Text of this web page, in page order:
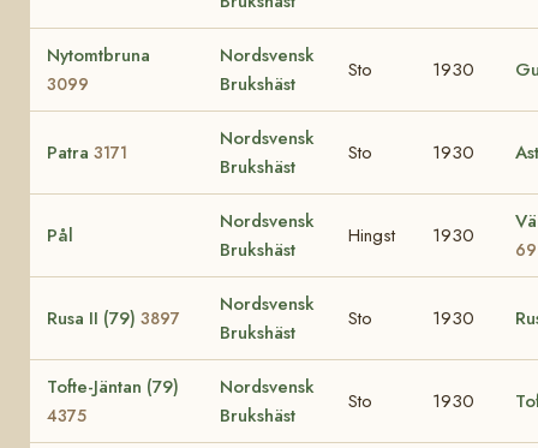
Nytomtbruna
3099
Nordsvensk
Brukshäst
Sto 1930
Patra 3171
Nordsvensk
Brukshäst
Sto 1930
Pål
Nordsvensk
Brukshäst
Hingst 1930
Rusa II (79) 3897
Nordsvensk
Brukshäst
Sto 1930
Tofte-Jäntan (79)
4375
Nordsvensk
Brukshäst
Sto 1930